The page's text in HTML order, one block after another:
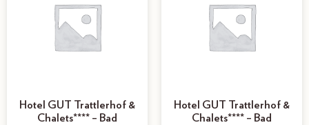
Hotel GUT Trattlerhof &
Chalets**** – Bad
Hotel GUT Trattlerhof &
Chalets**** – Bad